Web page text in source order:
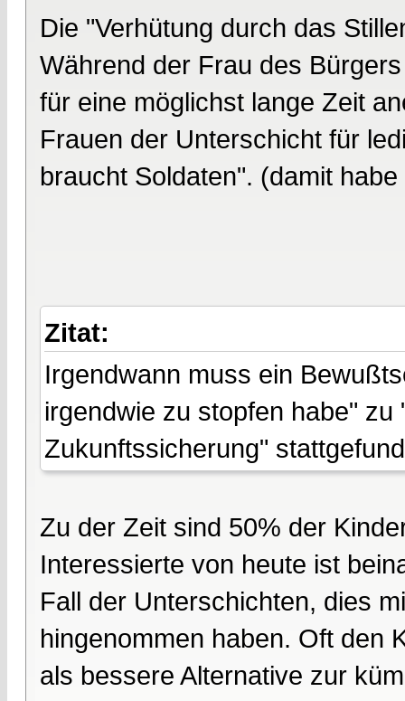
Die "Verhütung durch das
Während der Frau des
für eine möglichst lange Zeit
Frauen der Unterschicht für
braucht Soldaten". (damit
Zitat:
Irgendwann muss ein
irgendwie zu stopfen habe"
Zukunftssicherung"
Zu der Zeit sind 50% der
Interessierte von heute ist
Fall der Unterschichten, dies
hingenommen haben. Oft den
als bessere Alternative zur